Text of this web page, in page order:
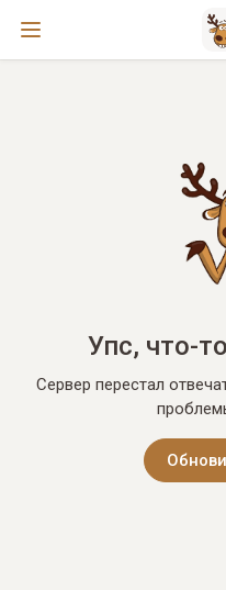
Упс, что-
Сервер перестал